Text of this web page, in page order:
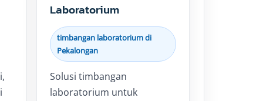
Laboratorium
timbangan laboratorium di
Pekalongan
Solusi timbangan
laboratorium untuk